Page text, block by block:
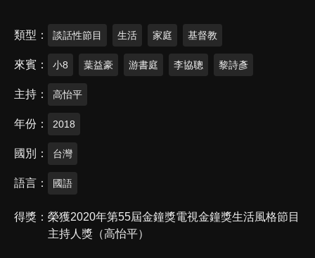
類型 談話性節目 生活 家庭 基督教
來賓 小8 葉益豪 游書庭 李協聰 黎詩彥
主持 高怡平
年份 2018
國別 台灣
語言 國語
得獎
榮獲2020年第55屆金鐘獎電視金鐘獎生活風格節目
主持人獎（高怡平）